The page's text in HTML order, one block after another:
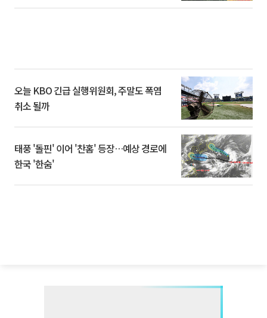
오늘 KBO 긴급 실행위원회, 주말도 폭염
취소 될까
태풍 '돌핀' 이어 '찬홈' 등장…예상 경로에
한국 '한숨'